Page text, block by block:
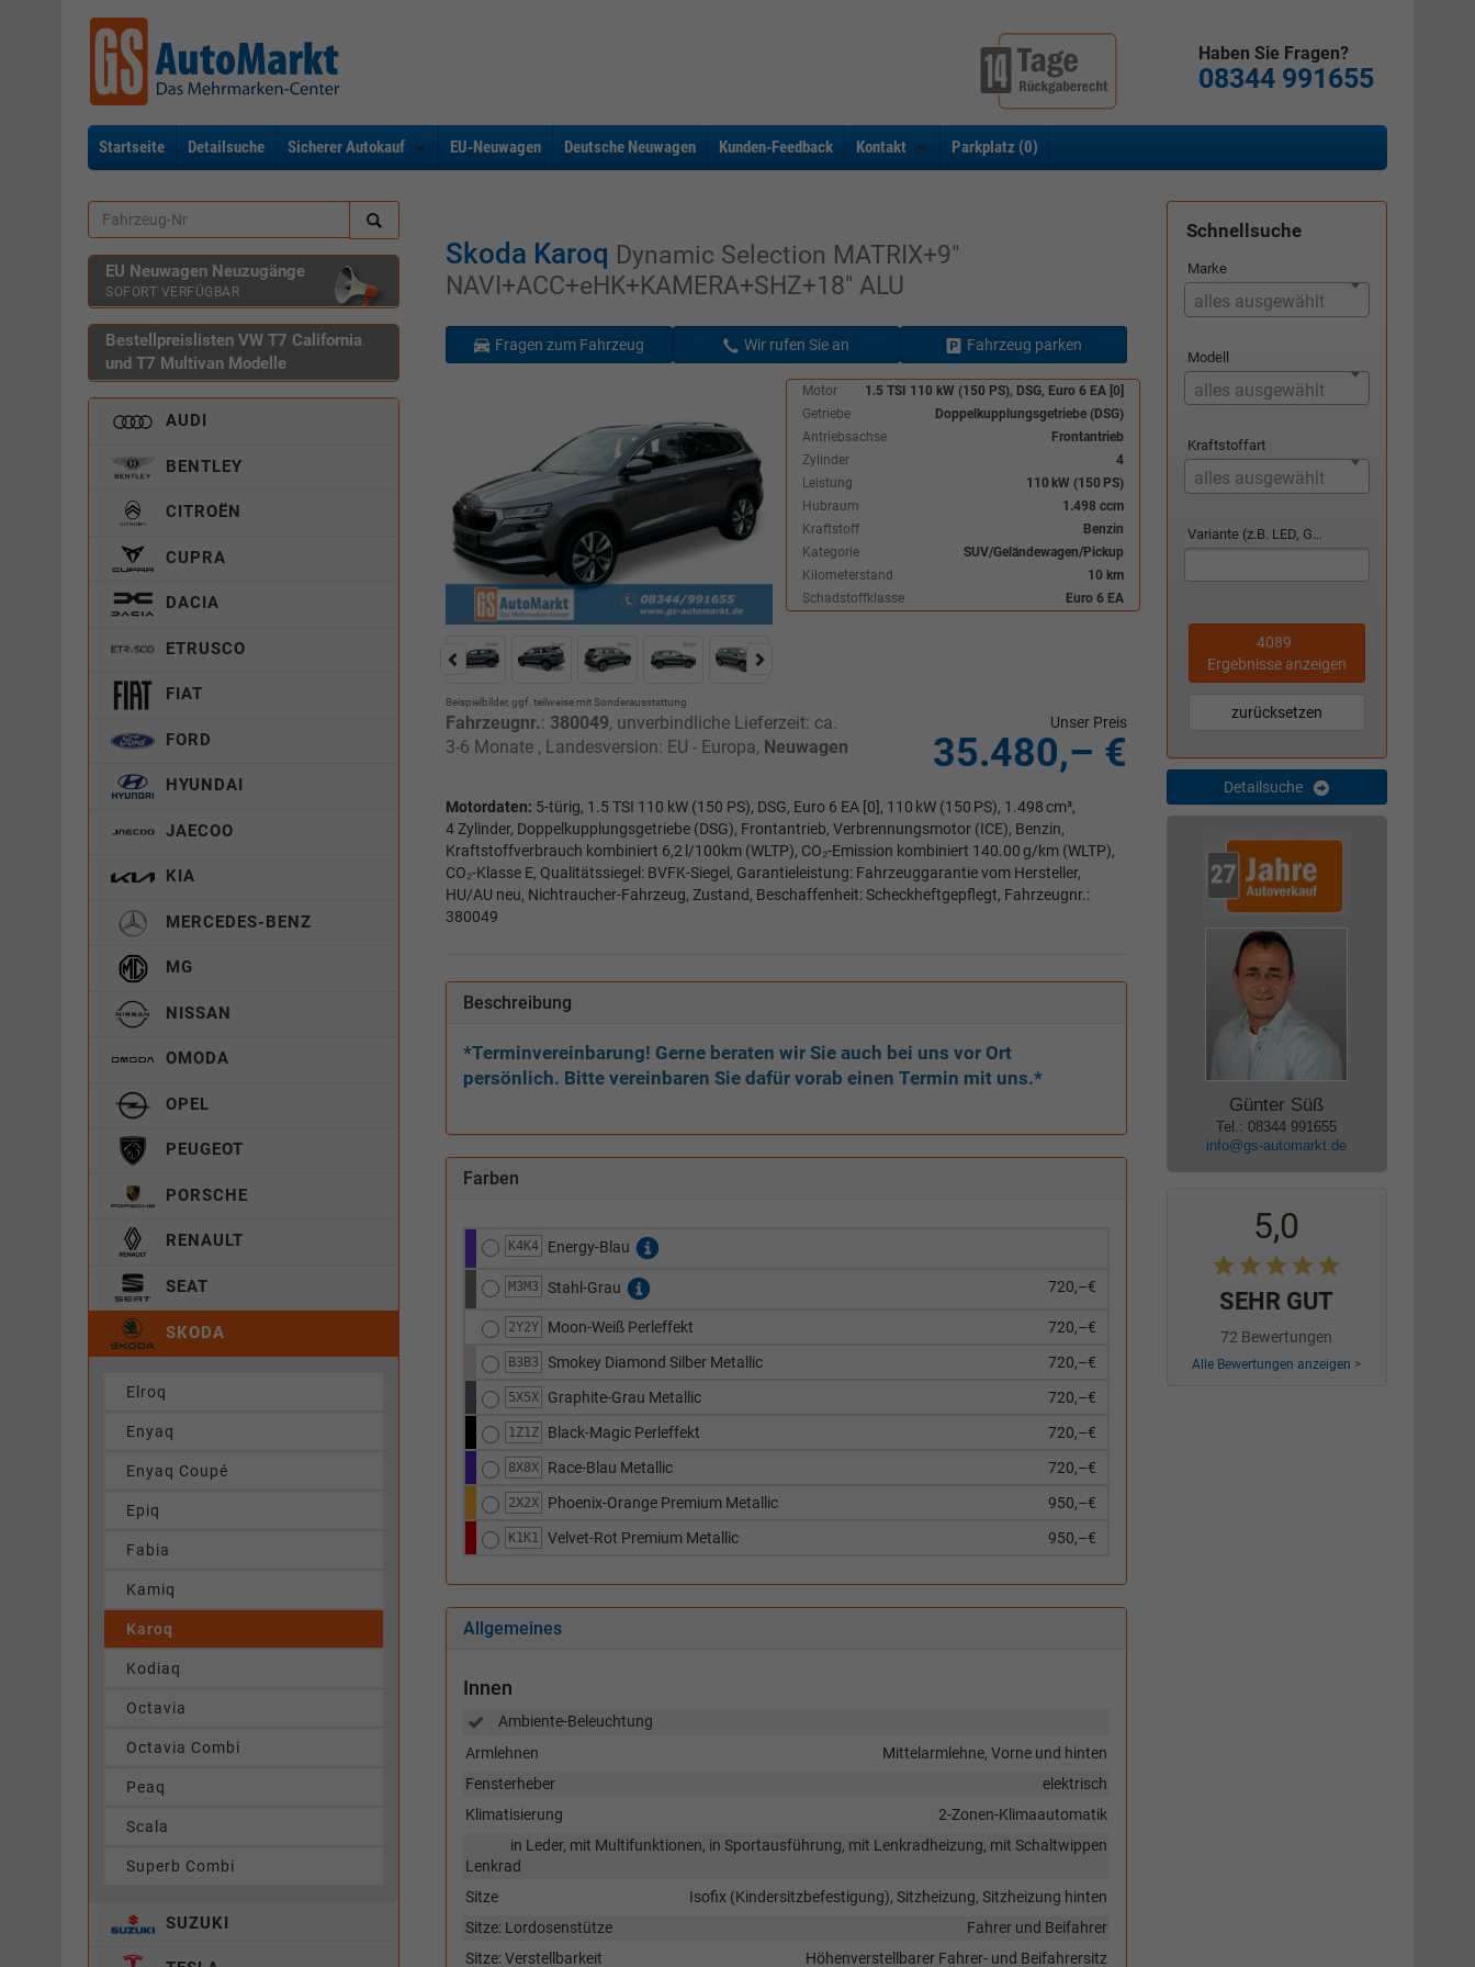
Haben Sie Fragen?
08344 991655
Startseite Detailsuche Sicherer Autokauf EU-Neuwagen Deutsche Neuwagen Kunden-Feedback Kontakt Parkplatz (0)
Skoda Karoq Dynamic Selection MATRIX+9"
NAVI+ACC+eHK+KAMERA+SHZ+18" ALU
Fragen zum Fahrzeug Wir rufen Sie an Fahrzeug parken
Beispielbilder, ggf. teilweise mit Sonderausstattung
Motor
1.5 TSI 110 kW (150 PS), DSG, Euro 6 EA [0]
Getriebe
Doppelkupplungsgetriebe (DSG)
Antriebsachse
Frontantrieb
Zylinder
4
Leistung
110 kW (150 PS)
Hubraum
1.498 ccm
Kraftstoff
Benzin
Kategorie
SUV/Geländewagen/Pickup
Kilometerstand
10 km
Schadstoffklasse
Euro 6 EA
Fahrzeugnr.: 380049, unverbindliche Lieferzeit: ca.
3-6 Monate , Landesversion: EU - Europa, Neuwagen
Unser Preis
35.480,– €
Motordaten: 5-türig, 1.5 TSI 110 kW (150 PS), DSG, Euro 6 EA [0], 110 kW (150 PS), 1.498 cm³,
4 Zylinder, Doppelkupplungsgetriebe (DSG), Frontantrieb, Verbrennungsmotor (ICE), Benzin,
Kraftstoffverbrauch kombiniert 6,2 l/100km (WLTP), CO₂-Emission kombiniert 140.00 g/km (WLTP),
CO₂-Klasse E, Qualitätssiegel: BVFK-Siegel, Garantieleistung: Fahrzeuggarantie vom Hersteller,
HU/AU neu, Nichtraucher-Fahrzeug, Zustand, Beschaffenheit: Scheckheftgepflegt, Fahrzeugnr.:
380049
Beschreibung
*Terminvereinbarung! Gerne beraten wir Sie auch bei uns vor Ort
persönlich. Bitte vereinbaren Sie dafür vorab einen Termin mit uns.*
Farben
K4K4 Energy-Blau
M3M3 Stahl-Grau 720,–€
2Y2Y Moon-Weiß Perleffekt 720,–€
B3B3 Smokey Diamond Silber Metallic 720,–€
5X5X Graphite-Grau Metallic 720,–€
1Z1Z Black-Magic Perleffekt 720,–€
8X8X Race-Blau Metallic 720,–€
2X2X Phoenix-Orange Premium Metallic 950,–€
K1K1 Velvet-Rot Premium Metallic 950,–€
Allgemeines
Innen
Ambiente-Beleuchtung
Mittelarmlehne, Vorne und hinten
Armlehnen
elektrisch
Fensterheber
2-Zonen-Klimaautomatik
Klimatisierung
in Leder, mit Multifunktionen, in Sportausführung, mit Lenkradheizung, mit Schaltwippen
Lenkrad
Isofix (Kindersitzbefestigung), Sitzheizung, Sitzheizung hinten
Sitze
Fahrer und Beifahrer
Sitze: Lordosenstütze
Höhenverstellbarer Fahrer- und Beifahrersitz
Sitze: Verstellbarkeit
EU Neuwagen Neuzugänge
SOFORT VERFÜGBAR
Bestellpreislisten VW T7 California
und T7 Multivan Modelle
AUDI
BENTLEY
CITROËN
CUPRA
DACIA
ETRUSCO
FIAT
FORD
HYUNDAI
JAECOO
KIA
MERCEDES-BENZ
MG
NISSAN
OMODA
OPEL
PEUGEOT
PORSCHE
RENAULT
SEAT
SKODA
Elroq
Enyaq
Enyaq Coupé
Epiq
Fabia
Kamiq
Karoq
Kodiaq
Octavia
Octavia Combi
Peaq
Scala
Superb Combi
SUZUKI
Schnellsuche
Marke
alles ausgewählt
Modell
alles ausgewählt
Kraftstoffart
alles ausgewählt
Variante (z.B. LED, GTI, Facelift...)
4089
Ergebnisse anzeigen
zurücksetzen
Detailsuche
Günter Süß
Tel.: 08344 991655
info@gs-automarkt.de
5,0
SEHR GUT
72 Bewertungen
Alle Bewertungen anzeigen >